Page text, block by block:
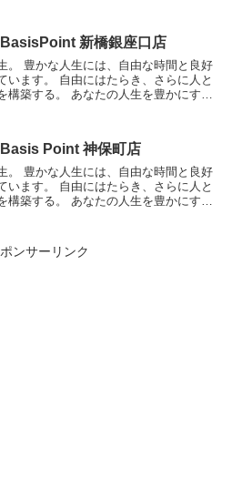
BasisPoint 新橋銀座口店
。 豊かな人生には、自由な時間と良好
います。 自由にはたらき、さらに人と
構築する。 あなたの人生を豊かにす
Basis Point 神保町店
。 豊かな人生には、自由な時間と良好
います。 自由にはたらき、さらに人と
構築する。 あなたの人生を豊かにす
ンサーリンク